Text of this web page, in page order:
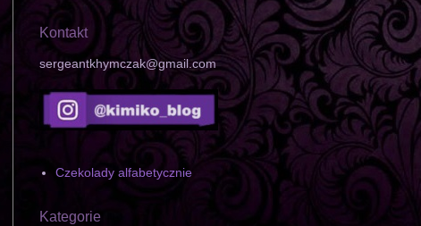
Kontakt
sergeantkhymczak@gmail.com
Czekolady alfabetycznie
Kategorie